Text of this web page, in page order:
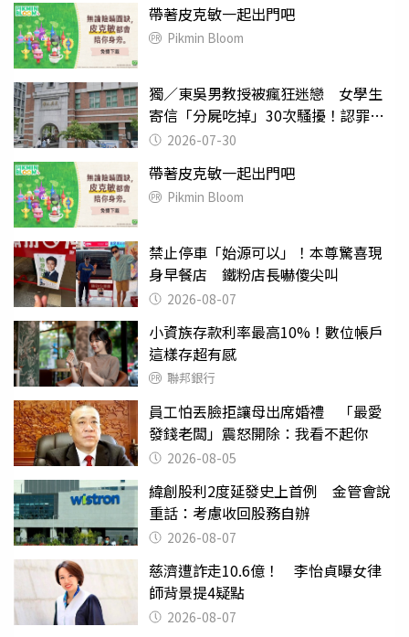
帶著皮克敏一起出門吧
Pikmin Bloom
獨／東吳男教授被瘋狂迷戀 女學生
寄信「分屍吃掉」30次騷擾！認罪免
關 2026-07-30
帶著皮克敏一起出門吧
Pikmin Bloom
禁止停車「始源可以」！本尊驚喜現
身早餐店 鐵粉店長嚇傻尖叫
2026-08-07
小資族存款利率最高10%！數位帳戶
這樣存超有感
聯邦銀行
員工怕丟臉拒讓母出席婚禮 「最愛
發錢老闆」震怒開除：我看不起你
2026-08-05
緯創股利2度延發史上首例 金管會說
重話：考慮收回股務自辦
2026-08-07
慈濟遭詐走10.6億！ 李怡貞曝女律
師背景提4疑點
2026-08-07